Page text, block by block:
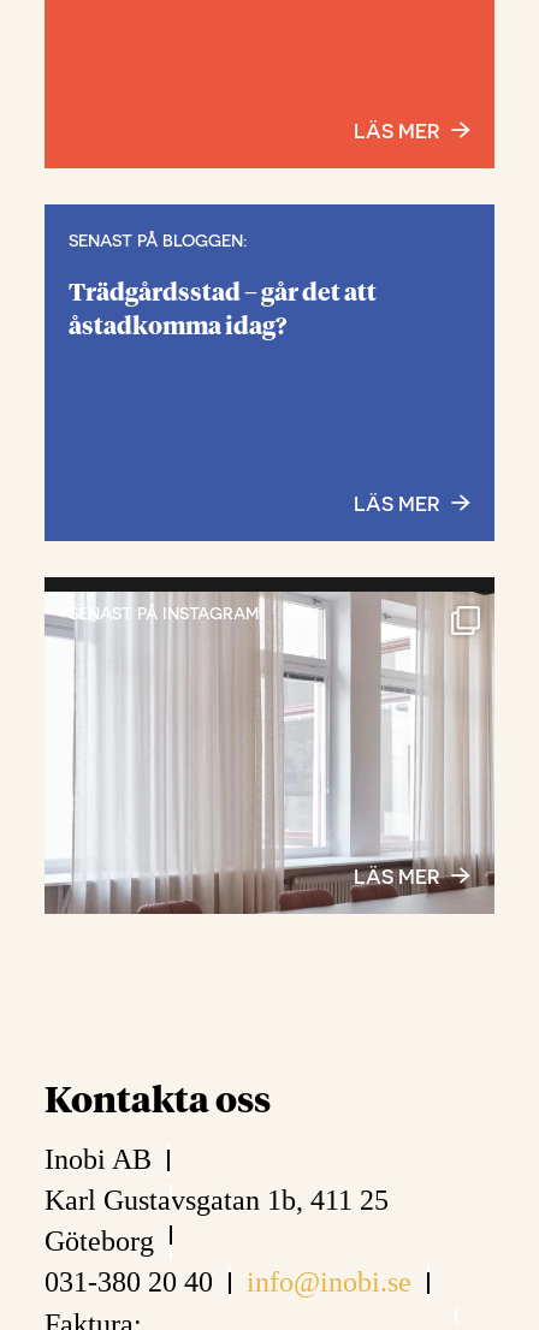
LÄS MER
SENAST PÅ BLOGGEN:
Trädgårdsstad – går det att
åstadkomma idag?
LÄS MER
SENAST PÅ INSTAGRAM:
LÄS MER
Kontakta oss
Inobi AB
Karl Gustavsgatan 1b, 411 25
Göteborg
031-380 20 40
info@inobi.se